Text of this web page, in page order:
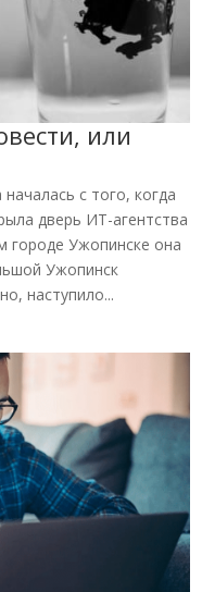
или
с того, когда
дверь ИТ-агентства
городе Ужопинске она
Ужопинск
наступило...